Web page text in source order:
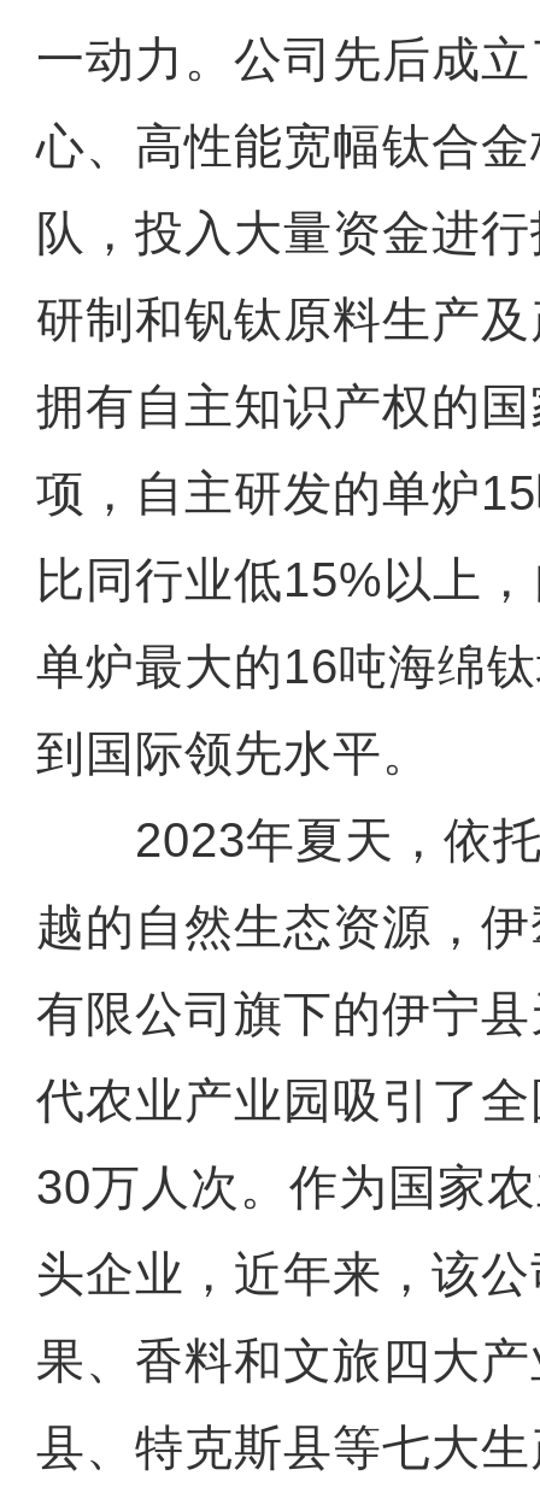
一动力。公司先后成
心、高性能宽幅钛合
队，投入大量资金进
研制和钒钛原料生产
拥有自主知识产权的
项，自主研发的单炉
比同行业低15%以上
单炉最大的16吨海绵
到国际领先水平。
2023年夏天，依托
越的自然生态资源，
有限公司旗下的伊宁
代农业产业园吸引了
30万人次。作为国家
头企业，近年来，该
果、香料和文旅四大
县、特克斯县等七大